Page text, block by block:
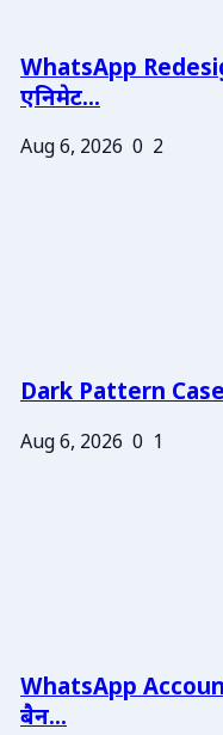
WhatsApp
एनिमेट...
Aug 6, 2026 0 2
Dark Pattern
Aug 6, 2026 0 1
WhatsApp
बैन...